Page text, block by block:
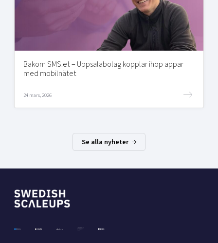
Bakom SMS:et – Uppsalabolag kopplar ihop appar
med mobilnätet
24 mars, 2026
Se alla nyheter